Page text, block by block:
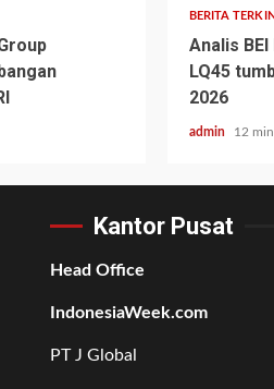
BERITA TERKINI
Analis
LQ45
2026
admin 12
Kantor Pusat
Head Office
IndonesiaWeek.com
PT J Global